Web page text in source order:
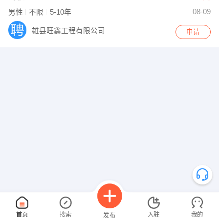
男性 不限 5-10年 08-09
雄县旺鑫工程有限公司 申请
首页 搜索 发布 入驻 我的